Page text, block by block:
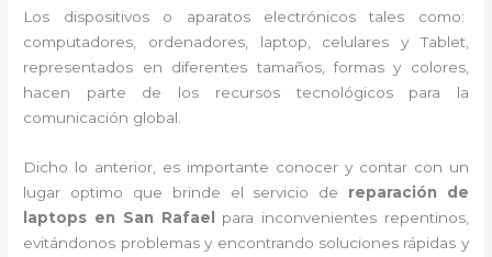
Los dispositivos o aparatos electrónicos tales como:
computadores, ordenadores, laptop, celulares y Tablet,
representados en diferentes tamaños, formas y colores,
hacen parte de los recursos tecnológicos para la
comunicación global.
Dicho lo anterior, es importante conocer y contar con un
lugar optimo que brinde el servicio de reparación de
laptops en San Rafael para inconvenientes repentinos,
evitándonos problemas y encontrando soluciones rápidas y